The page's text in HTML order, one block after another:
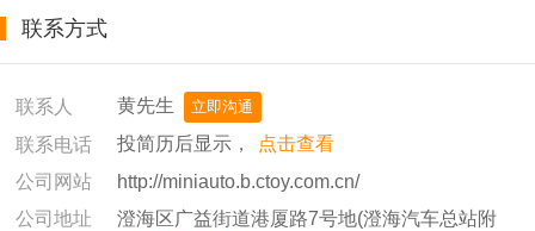
联系方式
联系人 黄先生 立即沟通
联系电话 投简历后显示，
点击查看
公司网站
http://miniauto.b.ctoy.com.cn/
公司地址
澄海区广益街道港厦路7号地(澄海汽车总站附